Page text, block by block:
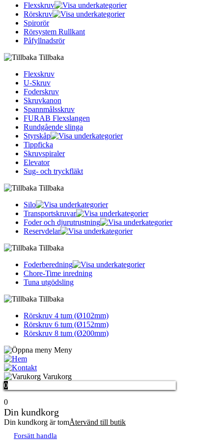
Flexskruv
Rörskruv
Spirorör
Rörsystem Rullkant
Påfyllnadsrör
Tillbaka
Flexskruv
U-Skruv
Foderskruv
Skruvkanon
Spannmålsskruv
FURAB Flexslangen
Rundgående slinga
Styrskåp
Tippficka
Skruvspiraler
Elevator
Sug- och tryckfläkt
Tillbaka
Silo
Transportskruvar
Foder och djurutrustning
Reservdelar
Tillbaka
Foderberedning
Chore-Time inredning
Tuna utgödsling
Tillbaka
Rörskruv 4 tum (Ø102mm)
Rörskruv 6 tum (Ø152mm)
Rörskruv 8 tum (Ø200mm)
Meny
Varukorg
0
0
Din kundkorg
Din kundkorg är tomÅtervänd till butik
Forsätt handla